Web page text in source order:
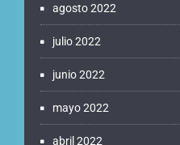
agosto 2022
julio 2022
junio 2022
mayo 2022
abril 2022